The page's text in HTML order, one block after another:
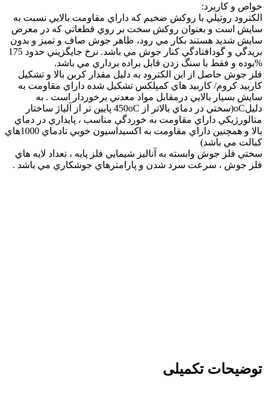
خواص و كاربرد:
الكترود روتيلي با روكش ضخيم كه داراي مقاومت بالايي نسبت به
سايش است و بعنوان روكش سخت بر روي قطعاتي كه در معرض
سايش شديد هستند بكار مي رود، ظاهر جوش صاف و تميز و بدون
بريدگي و گودافتادگي كنار جوش مي باشد. نرخ جايگزيني حدود 175
%بوده و فقط با سنگ زدن قابل براده برداري مي باشد.
فلز جوش حاصل از اين الكترود به دليل مقدار كربن بالا و تشكيل
كاربيد كروم/ كاربيد هاي كمپلكس تشكيل شده داراي مقاومت به
سايش بسيار بالايي درمقابل مواد معدني برخوردار است . به
دليلоC(سختي در دماي بالاتر از 450оC پايين تر از آلياژ ساختار
متالورژيكي داراي مقاومت به خوردگي مناسب ، پايداري در دماي
بالا و همچنين داراي مقاومت به اكسيداسيون خوبي تادماي 1000هاي
كبالت مي باشد)
سختي فلز جوش وابسته به آناليز شيمايي فلز پايه ، تعداد لايه هاي
فلز جوش ، سرعت سرد شدن و پارامترهاي جوشكاري مي باشد .
توضیحات تکمیلی